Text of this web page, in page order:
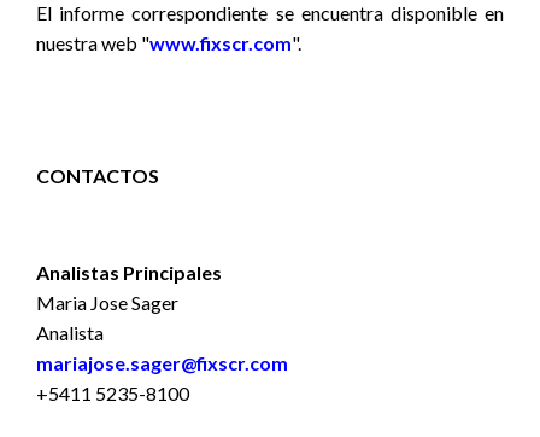
El informe correspondiente se encuentra disponible en
nuestra web "www.fixscr.com".
CONTACTOS
Analistas Principales
Maria Jose Sager
Analista
mariajose.sager@fixscr.com
+5411 5235-8100